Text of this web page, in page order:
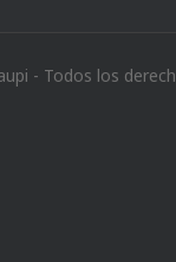
- Todos los